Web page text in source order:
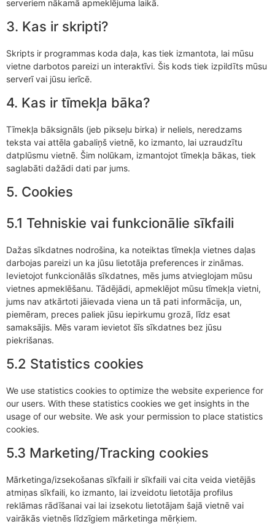
serveriem nākamā apmeklējuma laikā.
3. Kas ir skripti?
Skripts ir programmas koda daļa, kas tiek izmantota, lai mūsu
vietne darbotos pareizi un interaktīvi. Šis kods tiek izpildīts mūsu
serverī vai jūsu ierīcē.
4. Kas ir tīmekļa bāka?
Tīmekļa bāksignāls (jeb pikseļu birka) ir neliels, neredzams
teksta vai attēla gabaliņš vietnē, ko izmanto, lai uzraudzītu
datplūsmu vietnē. Šim nolūkam, izmantojot tīmekļa bākas, tiek
saglabāti dažādi dati par jums.
5. Cookies
5.1 Tehniskie vai funkcionālie sīkfaili
Dažas sīkdatnes nodrošina, ka noteiktas tīmekļa vietnes daļas
darbojas pareizi un ka jūsu lietotāja preferences ir zināmas.
Ievietojot funkcionālās sīkdatnes, mēs jums atvieglojam mūsu
vietnes apmeklēšanu. Tādējādi, apmeklējot mūsu tīmekļa vietni,
jums nav atkārtoti jāievada viena un tā pati informācija, un,
piemēram, preces paliek jūsu iepirkumu grozā, līdz esat
samaksājis. Mēs varam ievietot šīs sīkdatnes bez jūsu
piekrišanas.
5.2 Statistics cookies
We use statistics cookies to optimize the website experience for
our users. With these statistics cookies we get insights in the
usage of our website. We ask your permission to place statistics
cookies.
5.3 Marketing/Tracking cookies
Mārketinga/izsekošanas sīkfaili ir sīkfaili vai cita veida vietējās
atmiņas sīkfaili, ko izmanto, lai izveidotu lietotāja profilus
reklāmas rādīšanai vai lai izsekotu lietotājam šajā vietnē vai
vairākās vietnēs līdzīgiem mārketinga mērķiem.